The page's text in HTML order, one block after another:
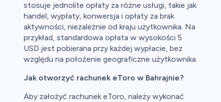
stosuje jednolite opłaty za różne usługi, takie jak
handel, wypłaty, konwersja i opłaty za brak
aktywności, niezależnie od kraju użytkownika. Na
przykład, standardowa opłata w wysokości 5
USD jest pobierana przy każdej wypłacie, bez
względu na położenie geograficzne użytkownika.
Jak otworzyć rachunek eToro w Bahrajnie?
Aby założyć rachunek eToro, należy wykonać